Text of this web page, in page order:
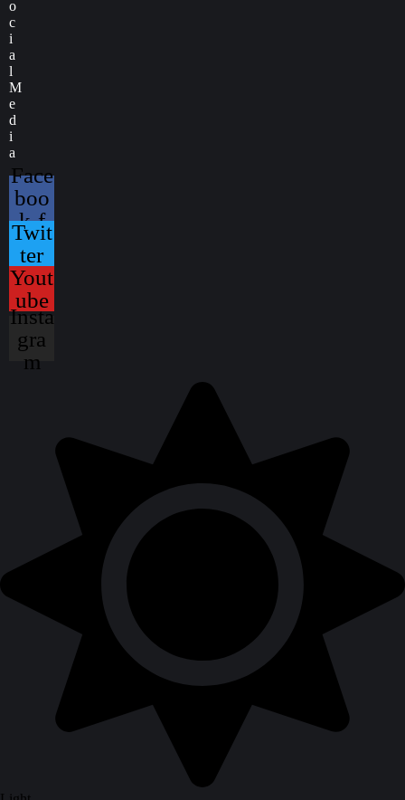
o
c
i
a
l
M
e
d
i
a
Face
boo
k-f
Twit
ter
Yout
ube
Insta
gra
m